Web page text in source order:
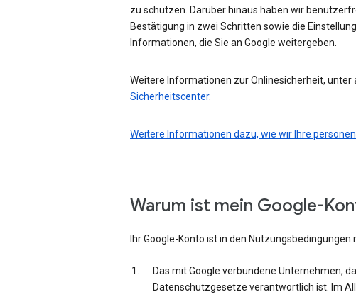
zu schützen. Darüber hinaus haben wir
Bestätigung in zwei Schritten sowie die
Informationen, die Sie an Google weitergeben.
Weitere Informationen zur Onlinesicherheit, unter
Sicherheitscenter.
Weitere Informationen dazu, wie wir Ihre
Warum ist mein Google-
Ihr Google-Konto ist in den
Das mit Google verbundene Unternehmen,
Datenschutzgesetze verantwortlich ist. Im